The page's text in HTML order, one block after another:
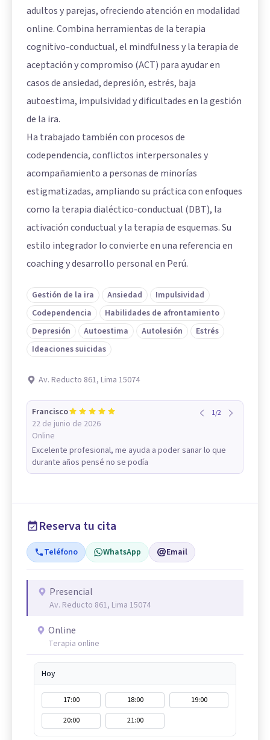
adultos y parejas, ofreciendo atención en modalidad
online. Combina herramientas de la terapia
cognitivo-conductual, el mindfulness y la terapia de
aceptación y compromiso (ACT) para ayudar en
casos de ansiedad, depresión, estrés, baja
autoestima, impulsividad y dificultades en la gestión
de la ira.
Ha trabajado también con procesos de
codependencia, conflictos interpersonales y
acompañamiento a personas de minorías
estigmatizadas, ampliando su práctica con enfoques
como la terapia dialéctico-conductual (DBT), la
activación conductual y la terapia de esquemas. Su
estilo integrador lo convierte en una referencia en
coaching y desarrollo personal en Perú.
Gestión de la ira Ansiedad
Impulsividad
Codependencia
Habilidades de afrontamiento
Depresión
Autoestima Autolesión
Estrés
Ideaciones suicidas
Av. Reducto 861, Lima 15074
Francisco
22 de junio de 2026
Online
1/2
Excelente profesional, me ayuda a poder sanar lo que
durante años pensé no se podía
Reserva tu cita
Teléfono WhatsApp Email
Presencial
Av. Reducto 861, Lima 15074
Online
Terapia online
Hoy
17:00 18:00
19:00
20:00
21:00